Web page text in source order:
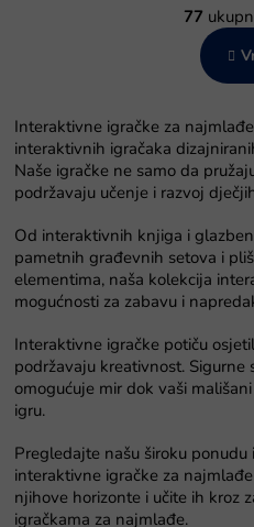
t
r
l
l
i
s
t
j
i
n
a
i
a
77
Interaktivne igračke za
interaktivnih igračaka
Naše igračke ne samo da
podržavaju učenje i razvoj
Od interaktivnih knjiga i
pametnih građevnih setova i
elementima, naša kolekcija
mogućnosti za zabavu i
Interaktivne igračke potiču
podržavaju kreativnost. Sigurne
omogućuje mir dok vaši
igru.
Pregledajte našu široku
interaktivne igračke za
njihove horizonte i učite ih kroz
igračkama za najmlađe.